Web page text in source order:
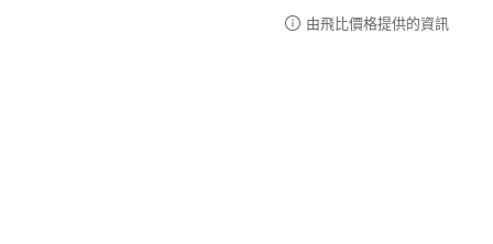
由飛比價格提供的資訊